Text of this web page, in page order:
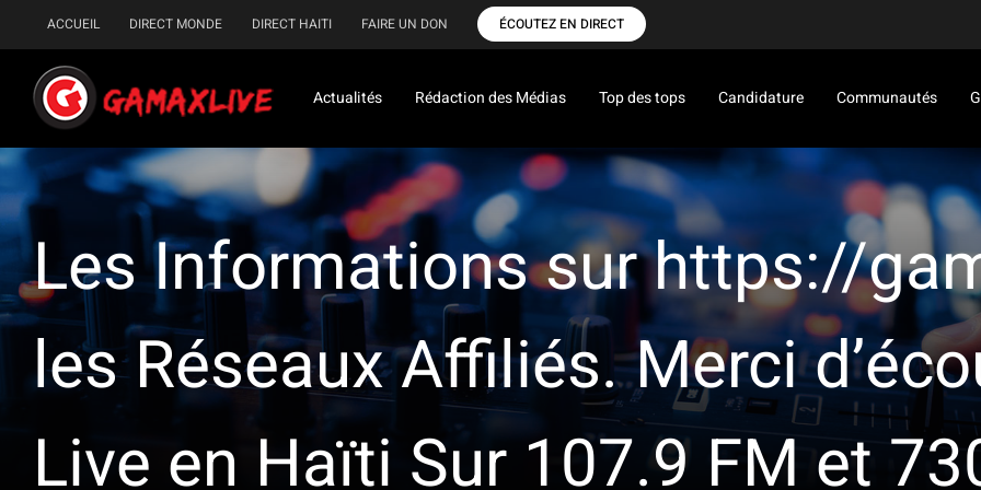
Passer
au
contenu
ACCUEIL DIRECT MONDE DIRECT HAITI FAIRE UN DON ÉCOUTEZ EN DIRECT
Actualités Rédaction des Médias Top des tops Candidature Communautés
Les Informations sur https://
les Réseaux Affiliés. Merci
Live en Haïti Sur 107.9 FM et